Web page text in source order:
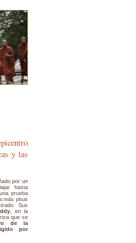
y las
por un
hasta
prueba
más pisar
Sus
, en la
que se
de la
por